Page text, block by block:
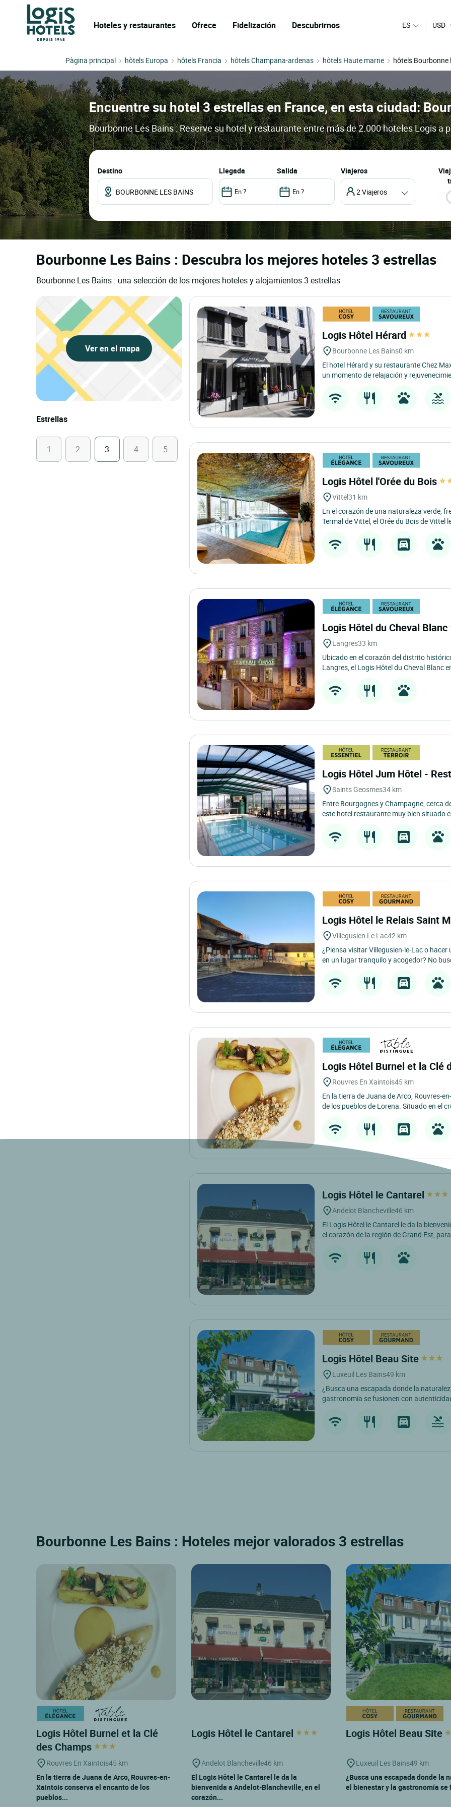
Hoteles y restaurantes Ofrece Fidelización Descubrirnos ES USD
Pàgina principal hôtels Europa hôtels Francia hôtels Champana-ardenas hôtels Haute marne hôtels Bourbonne
Encuentre su hotel 3 estrellas en France, en esta ciudad:
Bourbonne Les Bains : Reserve su hotel y restaurante entre más de 2.000 hoteles Logis a
Destino llegada salida Viajeros
2 Viajeros
Bourbonne Les Bains : Descubra los mejores hoteles 3 estrellas
Bourbonne Les Bains : una selección de los mejores hoteles y alojamientos 3 estrellas
Ver en el mapa
Estrellas
1 2 3 4 5
Logis Hôtel Hérard
Bourbonne Les Bains0 km
El hotel Hérard y su restaurante Chez
un momento de relajación y
Logis Hôtel l'Orée du Bois
Vittel31 km
En el corazón de una naturaleza verde,
Termal de Vittel, el Orée du Bois de Vittel
Logis Hôtel du Cheval Blanc
Langres33 km
Ubicado en el corazón del distrito
Langres, el Logis Hôtel du Cheval Blanc
Logis Hôtel Jum Hôtel -
Saints Geosmes34 km
Entre Bourgognes y Champagne, cerca
este hotel restaurante muy bien situado
Logis Hôtel le Relais Saint
Villegusien Le Lac42 km
¿Piensa visitar Villegusien-le-Lac o
en un lugar tranquilo y acogedor? No
Logis Hôtel Burnel et la Clé
Rouvres En Xaintois45 km
En la tierra de Juana de Arco, Rouvres-
de los pueblos de Lorena. Situado en el
Logis Hôtel le Cantarel
Andelot Blancheville46 km
El Logis Hôtel le Cantarel le da la
el corazón de la región de Grand Est,
Logis Hôtel Beau Site
Luxeuil Les Bains49 km
¿Busca una escapada donde la
gastronomía se fusionen con
Bourbonne Les Bains : Hoteles mejor valorados 3 estrellas
Logis Hôtel Burnel et la Clé
des Champs
Rouvres En Xaintois45 km
En la tierra de Juana de Arco, Rouvres-en-
Xaintois conserva el encanto de los
pueblos...
Logis Hôtel le Cantarel
Andelot Blancheville46 km
El Logis Hôtel le Cantarel le da la
bienvenida a Andelot-Blancheville, en el
corazón...
Logis Hôtel Beau Site
Luxeuil Les Bains49 km
¿Busca una escapada donde la
el bienestar y la gastronomía se